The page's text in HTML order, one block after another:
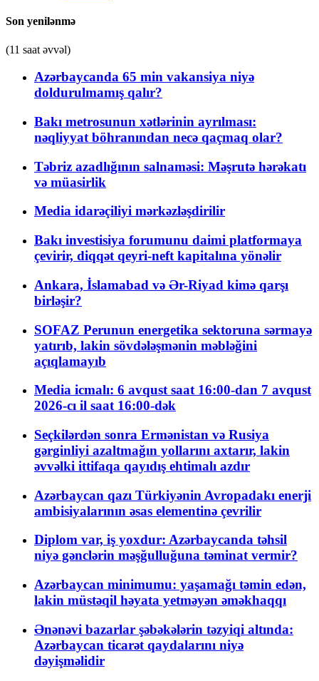
Son yenilənmə
(11 saat əvvəl)
Azərbaycanda 65 min vakansiya niyə
doldurulmamış qalır?
Bakı metrosunun xətlərinin ayrılması:
nəqliyyat böhranından necə qaçmaq olar?
Təbriz azadlığının salnaməsi: Məşrutə hərəkatı
və müasirlik
Media idarəçiliyi mərkəzləşdirilir
Bakı investisiya forumunu daimi platformaya
çevirir, diqqət qeyri-neft kapitalına yönəlir
Ankara, İslamabad və Ər-Riyad kimə qarşı
birləşir?
SOFAZ Perunun energetika sektoruna sərmayə
yatırıb, lakin sövdələşmənin məbləğini
açıqlamayıb
Media icmalı: 6 avqust saat 16:00-dan 7 avqust
2026-cı il saat 16:00-dək
Seçkilərdən sonra Ermənistan və Rusiya
gərginliyi azaltmağın yollarını axtarır, lakin
əvvəlki ittifaqa qayıdış ehtimalı azdır
Azərbaycan qazı Türkiyənin Avropadakı enerji
ambisiyalarının əsas elementinə çevrilir
Diplom var, iş yoxdur: Azərbaycanda təhsil
niyə gənclərin məşğulluğuna təminat vermir?
Azərbaycan minimumu: yaşamağı təmin edən,
lakin müstəqil həyata yetməyən əməkhaqqı
Ənənəvi bazarlar şəbəkələrin təzyiqi altında:
Azərbaycan ticarət qaydalarını niyə
dəyişməlidir